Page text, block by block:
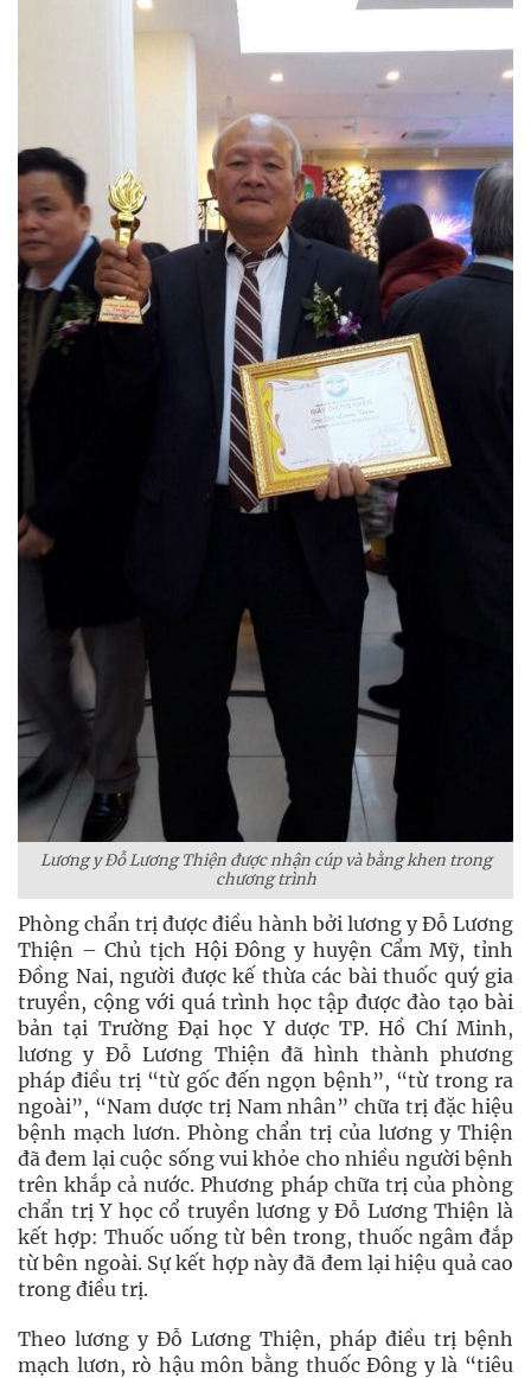
Lương y Đỗ Lương Thiện được nhận cúp và bằng khen trong
chương trình
Phòng chẩn trị được điều hành bởi lương y Đỗ Lương
Thiện – Chủ tịch Hội Đông y huyện Cẩm Mỹ, tỉnh
Đồng Nai, người được kế thừa các bài thuốc quý gia
truyền, cộng với quá trình học tập được đào tạo bài
bản tại Trường Đại học Y dược TP. Hồ Chí Minh,
lương y Đỗ Lương Thiện đã hình thành phương
pháp điều trị “từ gốc đến ngọn bệnh”, “từ trong ra
ngoài”, “Nam dược trị Nam nhân” chữa trị đặc hiệu
bệnh mạch lươn. Phòng chẩn trị của lương y Thiện
đã đem lại cuộc sống vui khỏe cho nhiều người bệnh
trên khắp cả nước. Phương pháp chữa trị của phòng
chẩn trị Y học cổ truyền lương y Đỗ Lương Thiện là
kết hợp: Thuốc uống từ bên trong, thuốc ngâm đắp
từ bên ngoài. Sự kết hợp này đã đem lại hiệu quả cao
trong điều trị.
Theo lương y Đỗ Lương Thiện, pháp điều trị bệnh
mạch lươn, rò hậu môn bằng thuốc Đông y là “tiêu